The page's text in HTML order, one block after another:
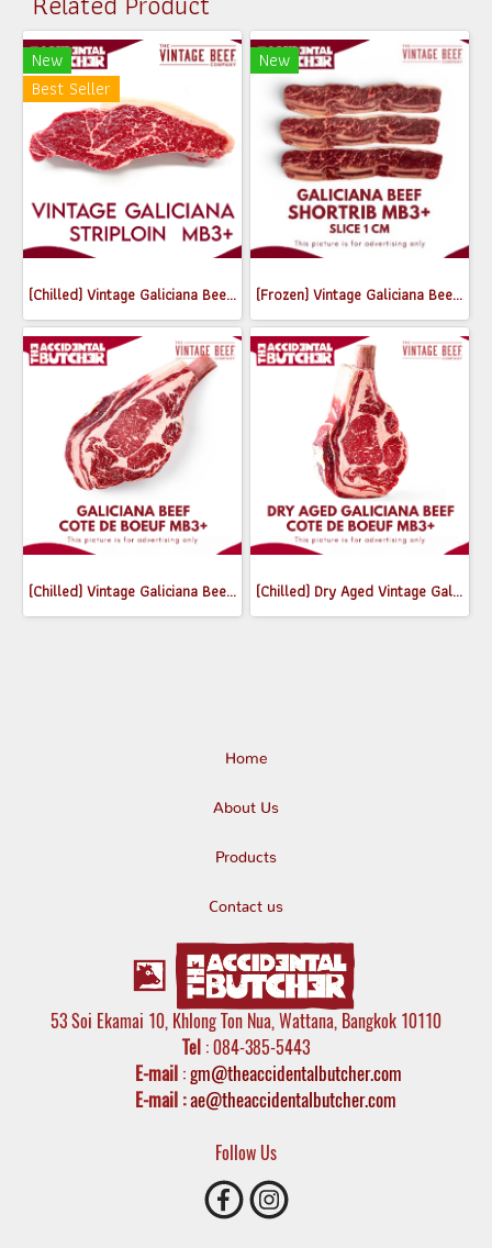
New
Best Seller
(Chilled) Vintage Galiciana Beef Striploin Steak MB3+
New
(Frozen) Vintage Galiciana Beef Short Ribs MB3+ Slice (1 cm) 350-380g
(Chilled) Vintage Galiciana Beef Cote de Boeuf MB3+ (0.8-0.9 kg) (Chilled) Dry Aged Vintage Galiciana Beef Cote de Boeuf MB3+ (800-900g)
Home
About Us
Products
Contact us
53 Soi Ekamai 10, Khlong Ton Nua, Wattana, Bangkok 10110
Tel : 084-385-5443
E-mail:gm@theaccidentalbutcher.com
E-mail :ae@theaccidentalbutcher.com
Follow Us